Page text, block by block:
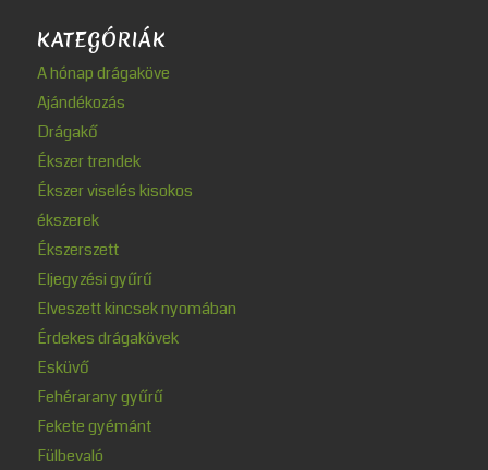
KATEGÓRIÁK
A hónap drágaköve
Ajándékozás
Drágakő
Ékszer trendek
Ékszer viselés kisokos
ékszerek
Ékszerszett
Eljegyzési gyűrű
Elveszett kincsek nyomában
Érdekes drágakövek
Esküvő
Fehérarany gyűrű
Fekete gyémánt
Fülbevaló